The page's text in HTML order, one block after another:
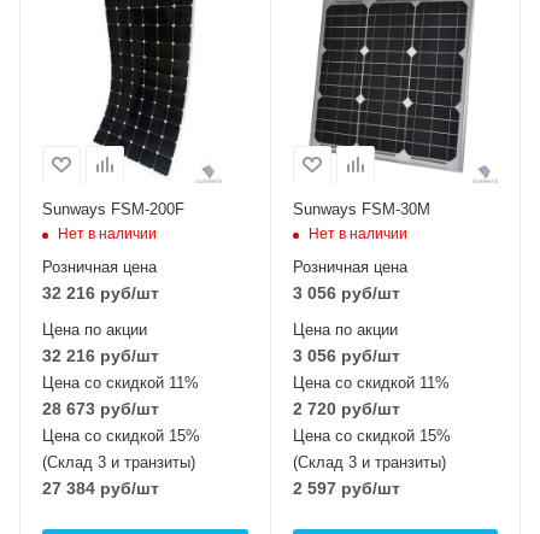
монокристаллический
Sunways FSM-200F
Нет в наличии
Розничная цена
32 216 руб/шт
Цена по акции
32 216 руб/шт
Цена со скидкой 11%
28 673 руб/шт
Цена со скидкой 15%
(Склад 3 и транзиты)
27 384 руб/шт
монокристаллический
Sunways FSM-30M
Нет в наличии
Розничная цена
3 056руб/шт
Цена по акции
3 056руб/шт
Цена со скидкой 11%
2 720руб/шт
Цена со скидкой 15%
(Склад 3 и транзиты)
2 597руб/шт